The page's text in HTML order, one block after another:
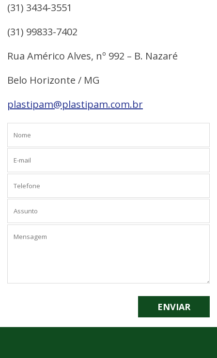
(31) 3434-3551
(31) 99833-7402
Rua Américo Alves, nº 992 – B. Nazaré
Belo Horizonte / MG
plastipam@plastipam.com.br